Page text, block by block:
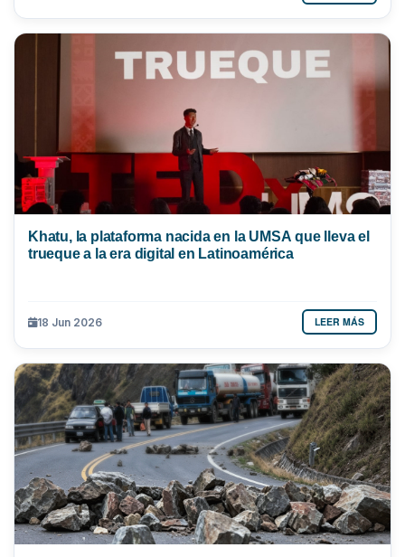
Khatu, la plataforma nacida en la UMSA que lleva el
trueque a la era digital en Latinoamérica
18 Jun 2026 LEER MÁS